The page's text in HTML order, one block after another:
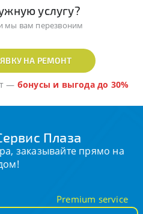
услугу?
мы вам перезвоним
НА РЕМОНТ
— бонусы и выгода до 30%
Плаза
заказывайте прямо на
Premium service